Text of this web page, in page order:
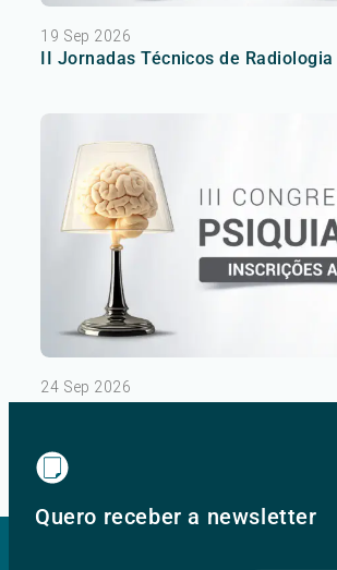
19 Sep 2026
II Jornadas Técnicos de Radiologia
24 Sep 2026
III Congresso de Psiquiatria – Dia 1
Quero receber a newsletter